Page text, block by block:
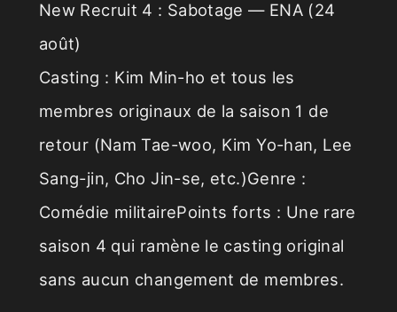
New Recruit 4 : Sabotage — ENA (24
août)
Casting : Kim Min-ho et tous les
membres originaux de la saison 1 de
retour (Nam Tae-woo, Kim Yo-han, Lee
Sang-jin, Cho Jin-se, etc.)Genre :
Comédie militairePoints forts : Une rare
saison 4 qui ramène le casting original
sans aucun changement de membres.